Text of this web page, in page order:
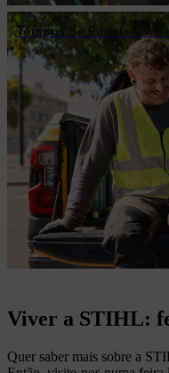
Tempos de
Viver a STIHL:
Quer saber mais sobre a